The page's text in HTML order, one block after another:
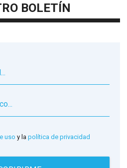
BOLETÍN
uso y lapolítica de privacidad